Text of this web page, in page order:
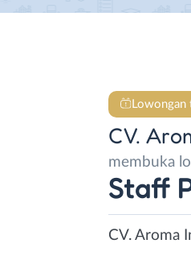
Lowongan
CV.
membuka
Staff
CV. Aroma